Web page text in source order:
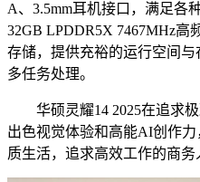
A、3.5mm耳机接口，满足各
32GB LPDDR5X 7467MHz高
存储，提供充裕的运行空间
多任务处理。
华硕灵耀14 2025在追求极
出色视觉体验和高能AI创作
质生活，追求高效工作的商务